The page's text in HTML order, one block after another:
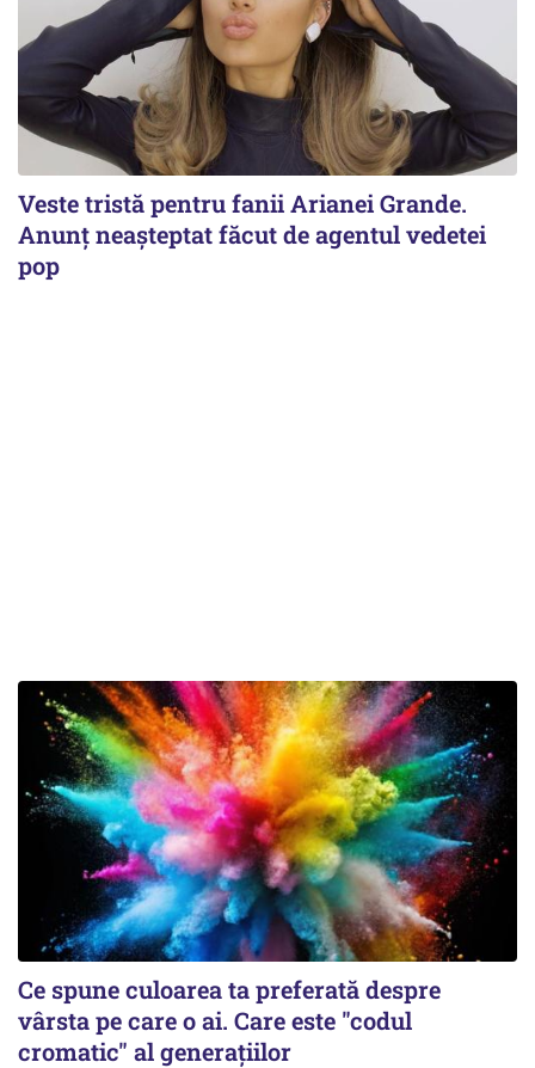
Veste tristă pentru fanii Arianei Grande.
Anunț neașteptat făcut de agentul vedetei
pop
Ce spune culoarea ta preferată despre
vârsta pe care o ai. Care este "codul
cromatic" al generațiilor